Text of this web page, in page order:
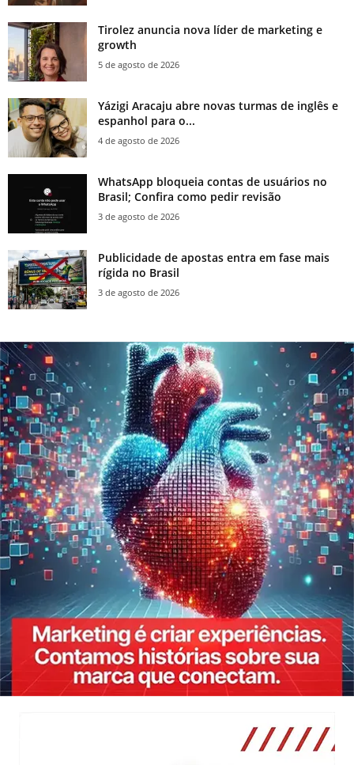
Tirolez anuncia nova líder de marketing e
growth
5 de agosto de 2026
Yázigi Aracaju abre novas turmas de inglês e
espanhol para o...
4 de agosto de 2026
WhatsApp bloqueia contas de usuários no
Brasil; Confira como pedir revisão
3 de agosto de 2026
Publicidade de apostas entra em fase mais
rígida no Brasil
3 de agosto de 2026